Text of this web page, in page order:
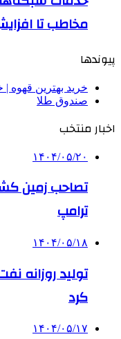
مخاطب تا
پیوندها
خرید بهترین قهوه |
صندوق طلا
اخبار منتخب
۱۴۰۴/۰۵/۲۰
تصاحب زمین
ترامپ
۱۴۰۴/۰۵/۱۸
کرد
۱۴۰۴/۰۵/۱۷